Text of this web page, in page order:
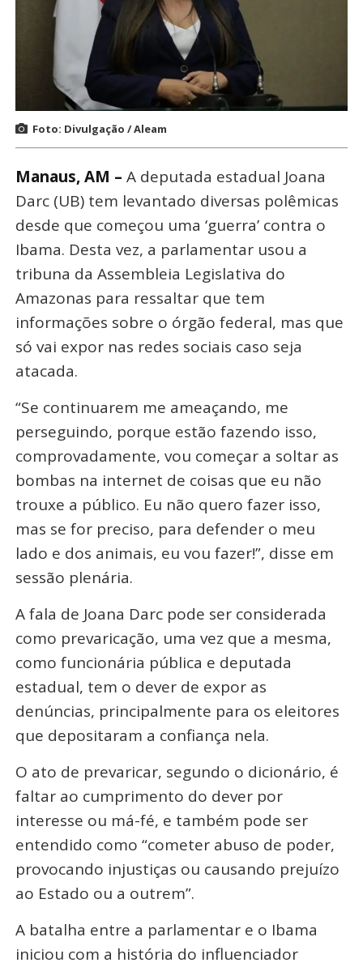
Foto: Divulgação / Aleam
Manaus, AM – A deputada estadual Joana
Darc (UB) tem levantado diversas polêmicas
desde que começou uma ‘guerra’ contra o
Ibama. Desta vez, a parlamentar usou a
tribuna da Assembleia Legislativa do
Amazonas para ressaltar que tem
informações sobre o órgão federal, mas que
só vai expor nas redes sociais caso seja
atacada.
“Se continuarem me ameaçando, me
perseguindo, porque estão fazendo isso,
comprovadamente, vou começar a soltar as
bombas na internet de coisas que eu não
trouxe a público. Eu não quero fazer isso,
mas se for preciso, para defender o meu
lado e dos animais, eu vou fazer!”, disse em
sessão plenária.
A fala de Joana Darc pode ser considerada
como prevaricação, uma vez que a mesma,
como funcionária pública e deputada
estadual, tem o dever de expor as
denúncias, principalmente para os eleitores
que depositaram a confiança nela.
O ato de prevaricar, segundo o dicionário, é
faltar ao cumprimento do dever por
interesse ou má-fé, e também pode ser
entendido como “cometer abuso de poder,
provocando injustiças ou causando prejuízo
ao Estado ou a outrem”.
A batalha entre a parlamentar e o Ibama
iniciou com a história do influenciador